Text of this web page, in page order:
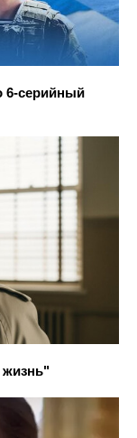
6-серийный
жизнь"